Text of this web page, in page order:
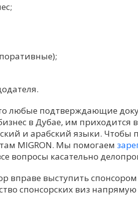
любые подтверждающие
в Дубае, им приходится в
и арабский языки. Чтобы
MIGRON. Мы помогаем
вопросы касательно
вправе выступить
спонсорских виз напрямую